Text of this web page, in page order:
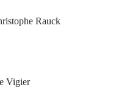
Rauck
Vigier